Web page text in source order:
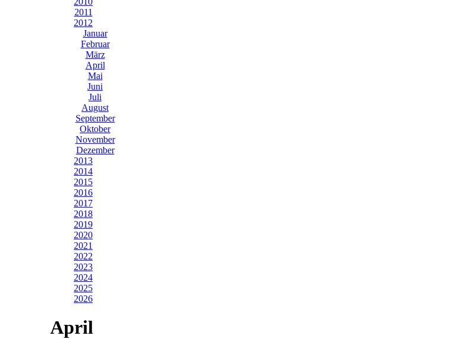
2011
2012
Januar
Februar
März
April
Mai
Juni
Juli
August
September
Oktober
November
Dezember
2013
2014
2015
2016
2017
2018
2019
2020
2021
2022
2023
2024
2025
2026
April